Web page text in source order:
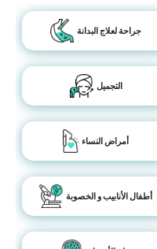
جراحة لعلاج البدانة
التجميل
أمراض النساء
أطفال الأنابيب و الخصوبة